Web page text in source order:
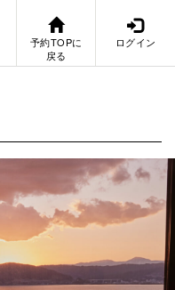
予約TOPに
戻る
ログイン